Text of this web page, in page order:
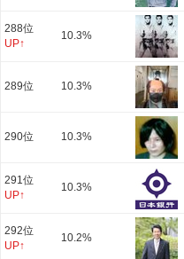
288位
UP↑
10.3%
289位 10.3%
290位 10.3%
291位
UP↑
10.3%
292位
UP↑
10.2%